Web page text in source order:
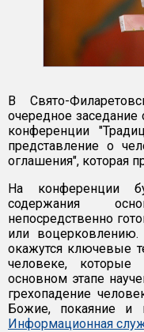
В Свято-
очередное заседание
конференции
представление о
оглашения", которая
На конференции
содержания
непосредственно
или
окажутся ключевые
человеке, которые
основном этапе
грехопадение
Божие, покаяние и
Информационная